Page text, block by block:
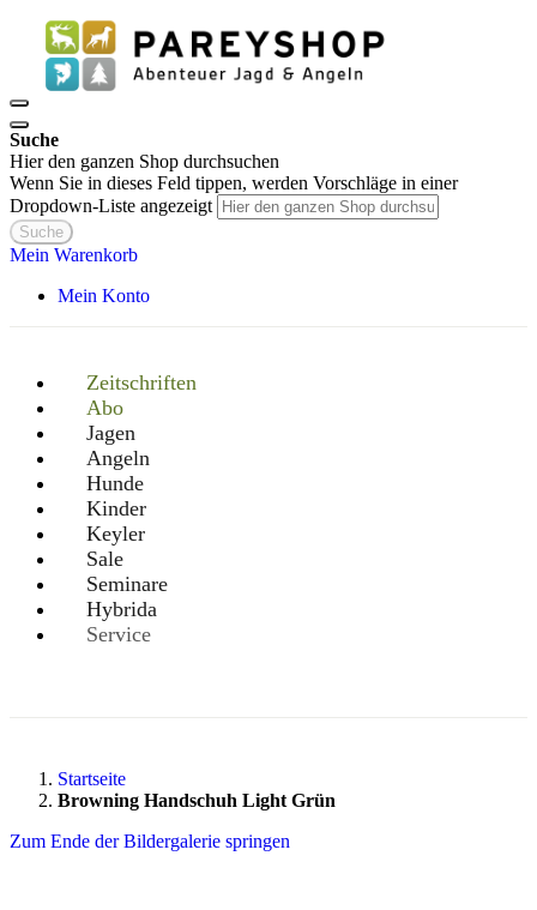
Suche
Hier den ganzen Shop durchsuchen
Wenn Sie in dieses Feld tippen, werden Vorschläge in einer
Dropdown-Liste angezeigt
Suche
Mein Warenkorb
Mein Konto
Zeitschriften
Abo
Jagen
Angeln
Hunde
Kinder
Keyler
Sale
Seminare
Hybrida
Service
Startseite
Browning Handschuh Light Grün
Zum Ende der Bildergalerie springen